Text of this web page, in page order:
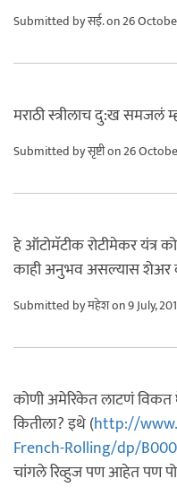
Submitted byसई.on 26
मराठी स्त्रीलाच दु:ख समजलं
Submitted byसृष्टीon 26
हे ऑटोमॅटीक रोटीमेकर यंत्र
काही अनुभव असल्यास
Submitted byमहेशon 9 July,
कोणी अमेरिकेत लाटणं
कितीला? इथे (http://
French-Rolling/dp/
चांगले रिव्हुज पण आहेत पण